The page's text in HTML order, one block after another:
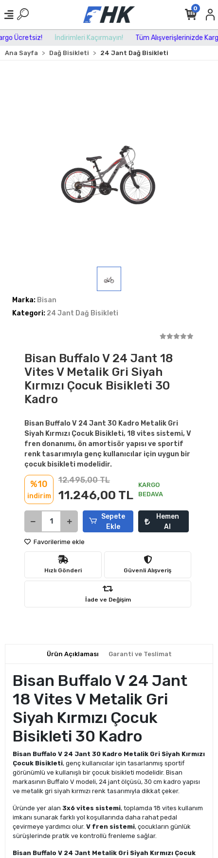
Ücretsiz! İndirimleri Kaçırmayın! Tüm Alışverişlerinizde
0
Ana Sayfa Dağ Bisikleti 24 Jant Dağ Bisikleti
Marka: Bisan
Kategori: 24 Jant Dağ Bisikleti
Bisan Buffalo V 24 Jant 18
Vites V Metalik Gri Siyah
Kırmızı Çocuk Bisikleti 30
Kadro
Bisan Buffalo V 24 Jant 30 Kadro Metalik Gri
Siyah Kırmızı Çocuk Bisikleti, 18 vites sistemi, V
fren donanımı, ön amortisör yapısı ve sportif
renk tasarımıyla genç kullanıcılar için uygun bir
çocuk bisikleti modelidir.
%10
indirim
12.495,00 TL
11.246,00 TL
KARGO
BEDAVA
Sepete
Ekle
Hemen
Al
Favorilerime ekle
Hızlı Gönderi Güvenli Alışveriş
İade ve Değişim
Ürün Açıklaması Garanti ve Teslimat
Bisan Buffalo V 24 Jant
18 Vites V Metalik Gri
Siyah Kırmızı Çocuk
Bisikleti 30 Kadro
Bisan Buffalo V 24 Jant 30 Kadro Metalik Gri Siyah Kırmızı
Çocuk Bisikleti, genç kullanıcılar için tasarlanmış sportif
görünümlü ve kullanışlı bir çocuk bisikleti modelidir. Bisan
markasının Buffalo V modeli, 24 jant ölçüsü, 30 cm kadro yapısı
ve metalik gri siyah kırmızı renk tasarımıyla dikkat çeker.
Üründe yer alan 3x6 vites sistemi, toplamda 18 vites kullanım
imkanı sunarak farklı yol koşullarında daha rahat pedal
çevirmeye yardımcı olur. V fren sistemi, çocukların günlük
sürüşlerinde pratik ve kontrollü frenleme sağlar.
Bisan Buffalo V 24 Jant Metalik Gri Siyah Kırmızı Çocuk